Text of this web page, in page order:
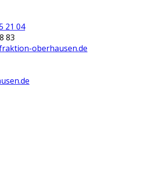
21 04
83
oberhausen.de